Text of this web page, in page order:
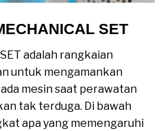
SET
adalah rangkaian
untuk mengamankan
mesin saat perawatan
tak terduga. Di bawah
apa yang memengaruhi